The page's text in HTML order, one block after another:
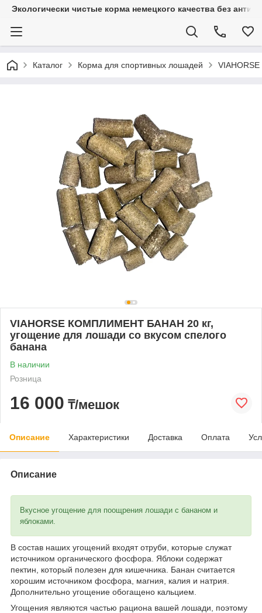
Экологически чистые корма немецкого качества без
Каталог Корма для спортивных лошадей
VIAHORSE КОМПЛИМЕНТ БАНАН 20 кг,
угощение для лошади со вкусом спелого
банана
В наличии
Розница
16 000 ₸/мешок
Описание Характеристики Доставка Оплата
Описание
Вкусное угощение для поощрения лошади с бананом и
яблоками.
В состав наших угощений входят отруби, которые служат
источником органического фосфора. Яблоки содержат
пектин, который полезен для кишечника. Банан считается
хорошим источником фосфора, магния, калия и натрия.
Дополнительно угощение обогащено кальцием.
Угощения являются частью рациона вашей лошади, поэтому